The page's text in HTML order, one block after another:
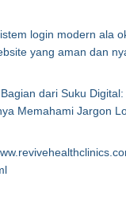
login modern ala
yang aman dan
dari Suku Digital:
Memahami Jargon